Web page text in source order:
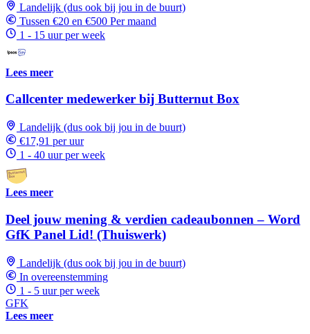
Landelijk (dus ook bij jou in de buurt)
Tussen €20 en €500 Per maand
1 - 15 uur per week
Lees meer
Callcenter medewerker bij Butternut Box
Landelijk (dus ook bij jou in de buurt)
€17,91 per uur
1 - 40 uur per week
Lees meer
Deel jouw mening & verdien cadeaubonnen – Word
GfK Panel Lid! (Thuiswerk)
Landelijk (dus ook bij jou in de buurt)
In overeenstemming
1 - 5 uur per week
GFK
Lees meer